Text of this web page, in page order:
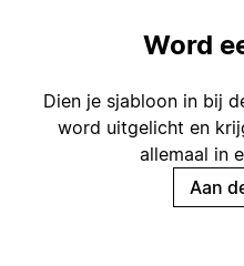
Word
Dien je sjabloon in bij
word uitgelicht en
allemaal in
Aan